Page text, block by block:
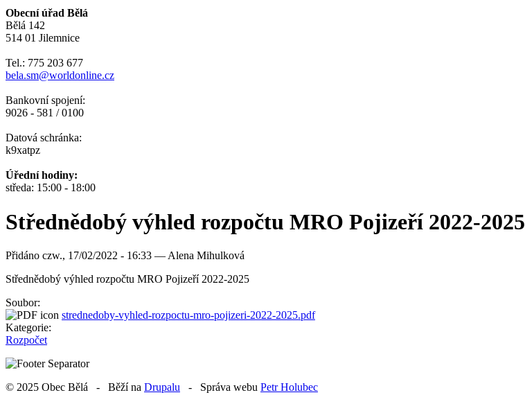
Obecní úřad Bělá
Bělá 142
514 01 Jilemnice
Tel.: 775 203 677
bela.sm@worldonline.cz
Bankovní spojení:
9026 - 581 / 0100
Datová schránka:
k9xatpz
Úřední hodiny:
středa: 15:00 - 18:00
Střednědobý výhled rozpočtu MRO Pojizeří 2022-2025
Přidáno czw., 17/02/2022 - 16:33 — Alena Mihulková
Střednědobý výhled rozpočtu MRO Pojizeří 2022-2025
Soubor:
strednedoby-vyhled-rozpoctu-mro-pojizeri-2022-2025.pdf
Kategorie:
Rozpočet
© 2025 Obec Bělá - Běží na Drupalu - Správa webu Petr Holubec